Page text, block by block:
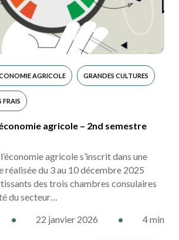
AGRICOLE GRANDES CULTURES
FRAIS
agricole – 2nd semestre
agricole s’inscrit dans une
réalisée du 3 au 10 décembre 2025
des trois chambres consulaires
du secteur…
• 22 janvier 2026 • 4 min